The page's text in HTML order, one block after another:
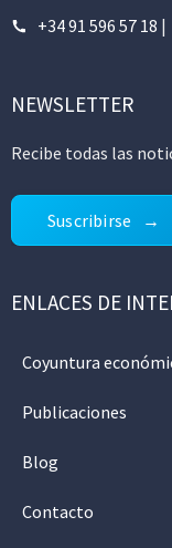
+34 91 596 57 18 |
NEWSLETTER
Recibe todas las
Suscribirse
ENLACES DE
Coyuntura
Publicaciones
Blog
Contacto